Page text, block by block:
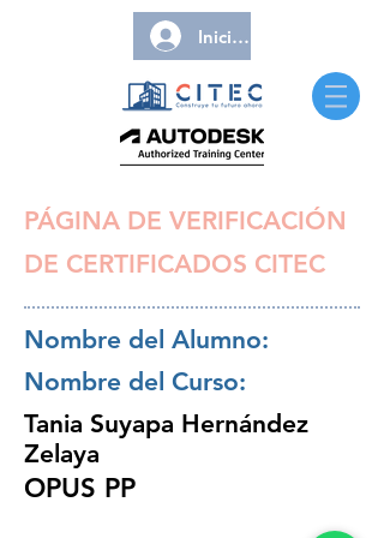
Iniciar sesión
PÁGINA DE VERIFICACIÓN
DE CERTIFICADOS CITEC
Nombre del Alumno:
Nombre del Curso:
Tania Suyapa Hernández
Zelaya
OPUS PP